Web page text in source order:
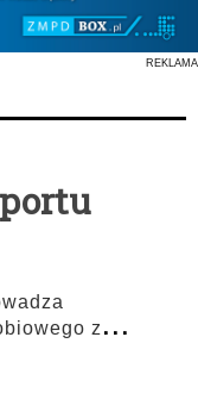
REKLAMA
z...